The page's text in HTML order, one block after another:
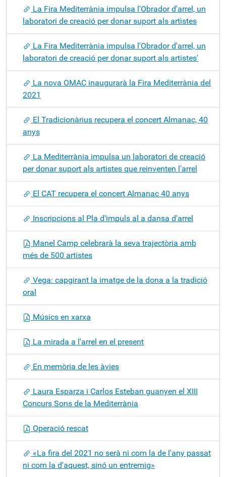
La Fira Mediterrània impulsa l'Obrador d'arrel, un
laboratori de creació per donar suport als artistes
La Fira Mediterrània impulsa l'Obrador d'arrel, un
laboratori de creació per donar suport als artistes'
La nova OMAC inaugurarà la Fira Mediterrània del
2021
El Tradicionàrius recupera el concert Almanac, 40
anys
La Mediterrània impulsa un laboratori de creació
per donar suport als artistes que reinventen l'arrel
El CAT recupera el concert Almanac 40 anys
Inscripcions al Pla d'impuls al a dansa d'arrel
Manel Camp celebrarà la seva trajectòria amb
més de 500 artistes
Vega: capgirant la imatge de la dona a la tradició
oral
Músics en xarxa
La mirada a l'arrel en el present
En memòria de les àvies
Laura Esparza i Carlos Esteban guanyen el XIII
Concurs Sons de la Mediterrània
Operació rescat
«La fira del 2021 no serà ni com la de l'any passat
ni com la d'aquest, sinó un entremig»